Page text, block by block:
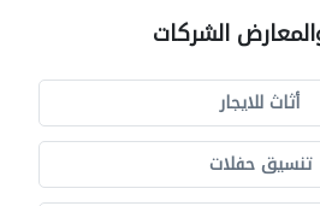
الشركات
أثاث للايجار
تنسيق حفلات